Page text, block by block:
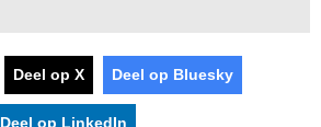
Deel op X Deel op Bluesky
Deel op LinkedIn